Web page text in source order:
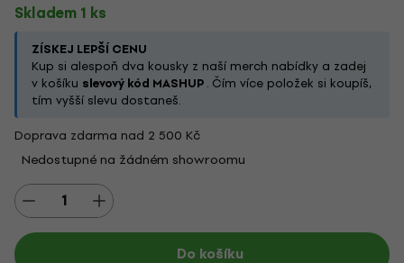
Skladem 1 ks
ZÍSKEJ LEPŠÍ CENU
Kup si alespoň dva kousky z naší merch nabídky a zadej
v košíku slevový kód MASHUP. Čím více položek si koupíš,
tím vyšší slevu dostaneš.
Doprava zdarma nad 2 500 Kč
Nedostupné na žádném showroomu
Do košíku